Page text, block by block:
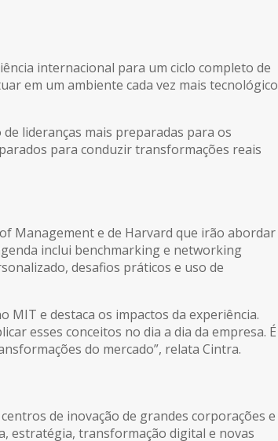
internacional para um ciclo completo de
em um ambiente cada vez mais tecnológico
lideranças mais preparadas para os
para conduzir transformações reais
Management e de Harvard que irão abordar
inclui benchmarking e networking
desafios práticos e uso de
e destaca os impactos da experiência.
esses conceitos no dia a dia da empresa. É
do mercado”, relata Cintra.
de inovação de grandes corporações e
estratégia, transformação digital e novas